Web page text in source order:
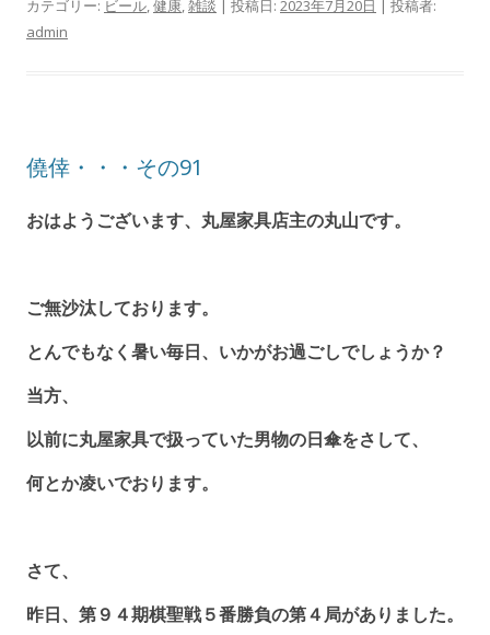
カテゴリー: ビール,健康,雑談 | 投稿日: 2023年7月20日 | 投稿者:
admin
僥倖・・・その91
おはようございます、丸屋家具店主の丸山です。
ご無沙汰しております。
とんでもなく暑い毎日、いかがお過ごしでしょうか？
当方、
以前に丸屋家具で扱っていた男物の日傘をさして、
何とか凌いでおります。
さて、
昨日、第９４期棋聖戦５番勝負の第４局がありました。